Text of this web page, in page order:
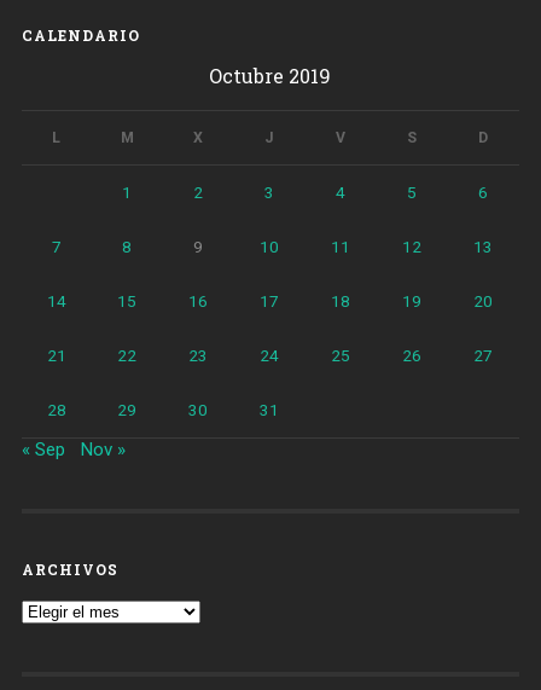
CALENDARIO
Octubre 2019
L M X J V S D
1 2 3 4 5 6
7 8 9 10 11 12 13
14 15 16 17 18 19 20
21 22 23 24 25 26 27
28 29 30 31
« Sep Nov »
ARCHIVOS
Archivos